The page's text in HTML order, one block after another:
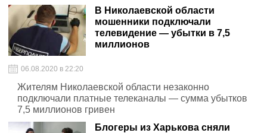
В Николаевской области
мошенники подключали
телевидение — убытки в 7,5
миллионов
06.08.2020 в 22:20
Жителям Николаевской области незаконно
подключали платные телеканалы — сумма убытков
7,5 миллионов гривен
Блогеры из Харькова сняли